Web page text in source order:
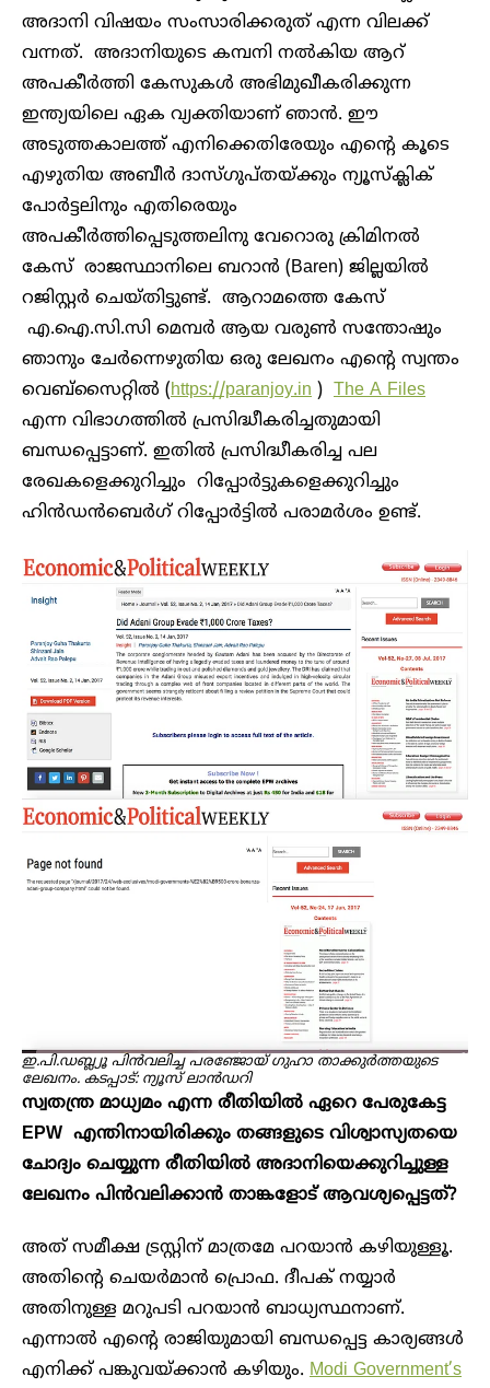
അദാനി വിഷയം സംസാരിക്കരുത് എന്ന വിലക്ക്
വന്നത്. അദാനിയുടെ കമ്പനി നൽകിയ ആറ്
അപകീർത്തി കേസുകൾ അഭിമുഖീകരിക്കുന്ന
ഇന്ത്യയിലെ ഏക വ്യക്തിയാണ് ഞാൻ. ഈ
അടുത്തകാലത്ത് എനിക്കെതിരേയും എന്റെ കൂടെ
എഴുതിയ അബീർ ദാസ്ഗുപ്തയ്ക്കും ന്യൂസ്‌ക്ലിക്
പോർട്ടലിനും എതിരെയും
അപകീർത്തിപ്പെടുത്തലിനു വേറൊരു ക്രിമിനൽ
കേസ് രാജസ്ഥാനിലെ ബറാൻ (Baren) ജില്ലയിൽ
റജിസ്റ്റർ ചെയ്തിട്ടുണ്ട്. ആറാമത്തെ കേസ്
എ.ഐ.സി.സി മെമ്പർ ആയ വരുൺ സന്തോഷും
ഞാനും ചേർന്നെഴുതിയ ഒരു ലേഖനം എന്റെ സ്വന്തം
വെബ്സൈറ്റിൽ (https://paranjoy.in ) The A Files
എന്ന വിഭാഗത്തിൽ പ്രസിദ്ധീകരിച്ചതുമായി
ബന്ധപ്പെട്ടാണ്. ഇതിൽ പ്രസിദ്ധീകരിച്ച പല
രേഖകളെക്കുറിച്ചും റിപ്പോർട്ടുകളെക്കുറിച്ചും
ഹിൻഡൻബെർഗ് റിപ്പോർട്ടിൽ പരാമർശം ഉണ്ട്.
ഇ.പി.ഡബ്ല്യൂ പിൻവലിച്ച പരഞ്ജോയ് ​ഗുഹാ താക്കുർത്തയുടെ
ലേഖനം. കടപ്പാട്: ന്യൂസ് ലാൻഡറി
സ്വതന്ത്ര മാധ്യമം എന്ന രീതിയിൽ ഏറെ പേരുകേട്ട
EPW എന്തിനായിരിക്കും തങ്ങളുടെ വിശ്വാസ്യതയെ
ചോദ്യം ചെയ്യുന്ന രീതിയിൽ അദാനിയെക്കുറിച്ചുള്ള
ലേഖനം പിൻവലിക്കാൻ താങ്കളോട് ആവശ്യപ്പെട്ടത്?
അത് സമീക്ഷ ട്രസ്റ്റിന് മാത്രമേ പറയാൻ കഴിയുള്ളൂ.
അതിന്റെ ചെയർമാൻ പ്രൊഫ. ​ദീപക് നയ്യാർ
അതിനുള്ള മറുപടി പറയാൻ ബാധ്യസ്ഥനാണ്.
എന്നാൽ എന്റെ രാജിയുമായി ബന്ധപ്പെട്ട കാര്യങ്ങൾ
എനിക്ക് പങ്കുവയ്ക്കാൻ കഴിയും. Modi Government’s